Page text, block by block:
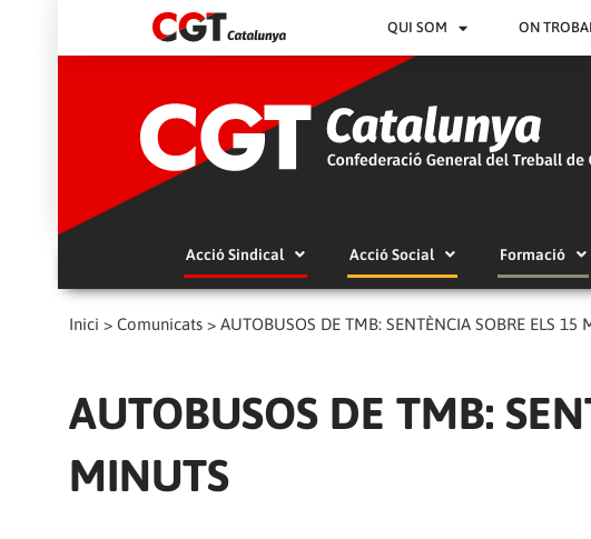
QUI SOM ON
Acció Sindical Acció Social Formació
Inici > Comunicats > AUTOBUSOS DE TMB: SENTÈNCIA SOBRE ELS 15
AUTOBUSOS DE TMB:
MINUTS